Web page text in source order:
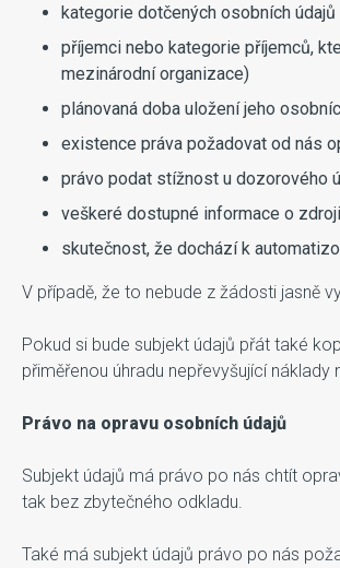
kategorie dotčených osobních údajů
příjemci nebo kategorie příjemců,
mezinárodní organizace)
plánovaná doba uložení jeho
existence práva požadovat od nás
právo podat stížnost u dozorového
veškeré dostupné informace o
skutečnost, že dochází k
V případě, že to nebude z žádosti jasně
Pokud si bude subjekt údajů přát také
přiměřenou úhradu nepřevyšující
Právo na opravu osobních údajů
Subjekt údajů má právo po nás chtít
tak bez zbytečného odkladu.
Také má subjekt údajů právo po nás